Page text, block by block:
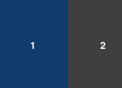
1 2